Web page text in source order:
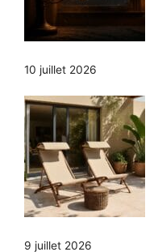
10 juillet 2026
9 juillet 2026